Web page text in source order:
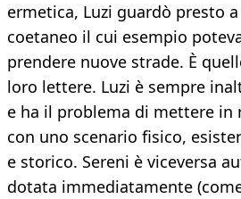
ermetica, Luzi guardò presto
coetaneo il cui esempio
prendere nuove strade. È
loro lettere. Luzi è sempre
e ha il problema di mettere in
con uno scenario fisico,
e storico. Sereni è viceversa
dotata immediatamente